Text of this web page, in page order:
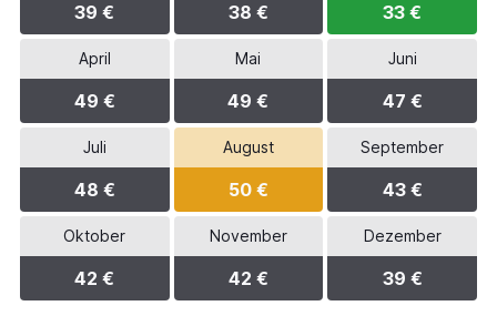
39 € 38 € 33 €
April
49 €
Mai
49 €
Juni
47 €
Juli
48 €
August
50 €
September
43 €
Oktober
42 €
November
42 €
Dezember
39 €